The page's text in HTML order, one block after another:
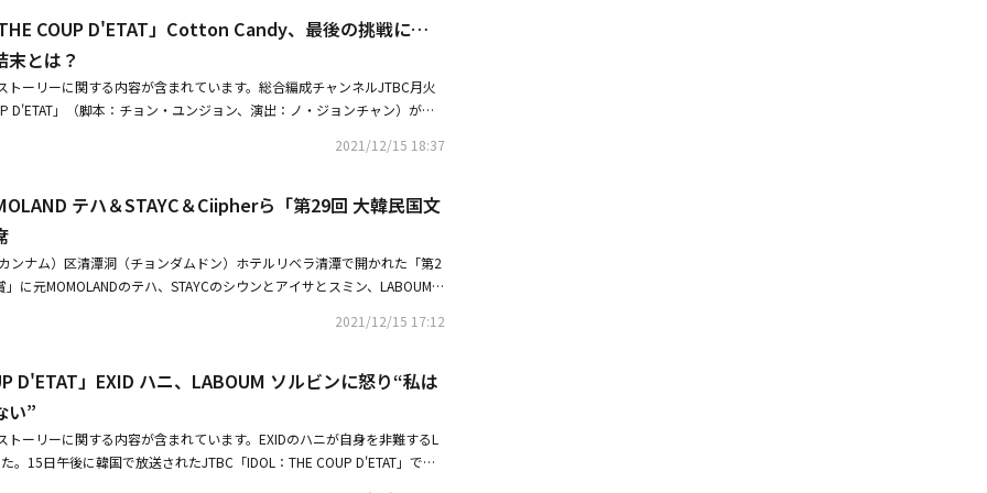
溢れるタレント性と才能を思う存分に発揮しながら視聴者を魅了する予
ズン2は初放送を控え、新しい予告映像を公開した。まず「SNL KOREA」
Night Live」とともに、毎週土曜日の夜を盛り上げた豪華ホストの活
に「超特急ホストたちの活躍」というコピーは全シーズンに続き、もう
ラインナップを予告しながら好奇心を刺激する。続いてシンドロームを
記者」のチュ・ヒョニョンと「アンカー」のアン・ヨンミのやりとりは、
せて登場する「チュ記者が行く」コーナーは、代替できないSNL類コメデ
「SNL KOREA」シーズン2のカムバックに対する関心を集める。最後に
務めるシン・ヘソンの姿で終了する予告映像は、シーズン2の本格的な始
対する期待を引き上げる。「SNL KOREA」のシーズン2は、今月25日の
象にしたCoupangのOTTサービスで、Rocket Wowメンバーシップに加
COUP D'ETAT」Cotton Candy、最後の挑戦に…
とは？
ーリーに関する内容が含まれています。総合編成チャンネルJTBC月火
D'ETAT」（脚本：チョン・ユンジョン、演出：ノ・ジョンチャン）が、C
COUP D'ETAT」では、解散プロジェクトを終えたCotton Candyの新し
いよいよ解散のための最後の関門、音楽番組での1位獲得に挑戦するCott
それぞれの方法で心の準備していたCotton Candyに与えられた小学生の
メンバーたちをはじめ視聴者の涙腺まで刺激した。ついに完全体でカム
ステージを披露。それぞれの切実な目標と夢で完成させたCotton Candy
胸を打った。特に、ジェナ（EXIDのハニ）の「よくやった」という淡々
ちをはじめ彼女たちと一緒に解散プロジェクトを見守った人々に感動を与
メンバーたちの近況が気になる状況で公開されたエピローグ映像では、よ
しているCotton Candyの姿が登場して視聴者を微笑ませた。音楽プロデ
ーカルトレーナーになったエル（宇宙少女のEXY）、女優のステラ（ハ
たチェア（キム・ジウォン）と振付師になったヒョンジ（LABOUMのソ
2021/12/15 18:37
テハ＆STAYC＆Ciipherら「第29回 大韓民国文
ンナム）区清潭洞（チョンダムドン）ホテルリベラ清潭で開かれた「第2
に元MOMOLANDのテハ、STAYCのシウンとアイサとスミン、LABOUM、
イム・ヒョラ、ハン・ソミン、ユン・ソンアが出席した。・CLCのSORN
銀行SOL KBOゴールデングローブ授賞式」で祝賀ステージを披露
2021/12/15 17:12
D'ETAT」EXID ハニ、LABOUM ソルビンに怒り“私は
い”
ーリーに関する内容が含まれています。EXIDのハニが自身を非難するL
。15日午後に韓国で放送されたJTBC「IDOL：THE COUP D'ETAT」で、